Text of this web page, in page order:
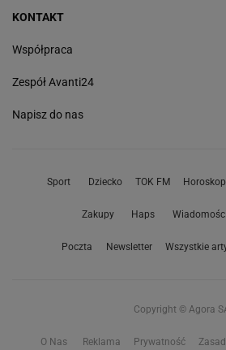
KONTAKT
Współpraca
Zespół Avanti24
Napisz do nas
Sport Dziecko TOK FM
Zakupy Haps Wiadomości
Poczta Newsletter Wszystkie
Copyright © Agora
O Nas Reklama Prywatność